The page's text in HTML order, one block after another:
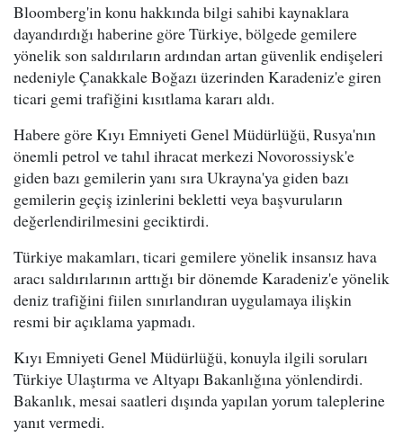
Bloomberg'in konu hakkında bilgi sahibi kaynaklara
dayandırdığı haberine göre Türkiye, bölgede gemilere
yönelik son saldırıların ardından artan güvenlik endişeleri
nedeniyle Çanakkale Boğazı üzerinden Karadeniz'e giren
ticari gemi trafiğini kısıtlama kararı aldı.
Habere göre Kıyı Emniyeti Genel Müdürlüğü, Rusya'nın
önemli petrol ve tahıl ihracat merkezi Novorossiysk'e
giden bazı gemilerin yanı sıra Ukrayna'ya giden bazı
gemilerin geçiş izinlerini bekletti veya başvuruların
değerlendirilmesini geciktirdi.
Türkiye makamları, ticari gemilere yönelik insansız hava
aracı saldırılarının arttığı bir dönemde Karadeniz'e yönelik
deniz trafiğini fiilen sınırlandıran uygulamaya ilişkin
resmi bir açıklama yapmadı.
Kıyı Emniyeti Genel Müdürlüğü, konuyla ilgili soruları
Türkiye Ulaştırma ve Altyapı Bakanlığına yönlendirdi.
Bakanlık, mesai saatleri dışında yapılan yorum taleplerine
yanıt vermedi.